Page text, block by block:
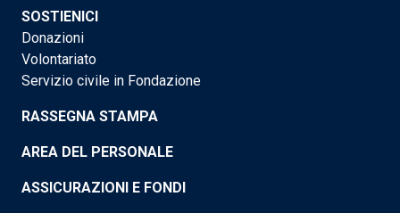
SOSTIENICI
Donazioni
Volontariato
Servizio civile in Fondazione
RASSEGNA STAMPA
AREA DEL PERSONALE
ASSICURAZIONI E FONDI